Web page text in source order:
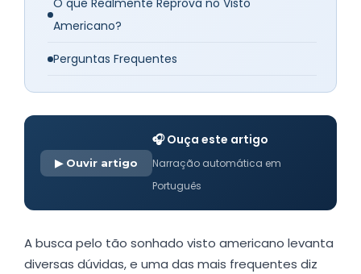
O que Realmente Reprova no Visto
Americano?
Perguntas Frequentes
▶ Ouvir artigo
🎧 Ouça este artigo
Narração automática em
Português
A busca pelo tão sonhado visto americano levanta
diversas dúvidas, e uma das mais frequentes diz